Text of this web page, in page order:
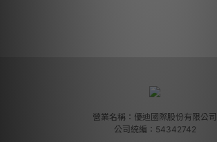
營業名稱：優迪國際股份有限公司
公司統編：54342742